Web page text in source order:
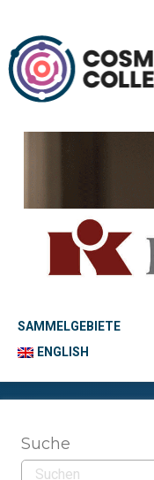
SAMMELGEBIETE
ENGLISH
Suche